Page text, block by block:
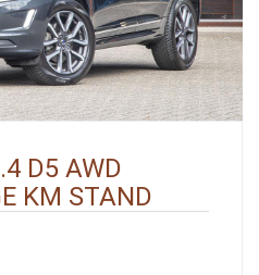
D5 AWD
KM STAND